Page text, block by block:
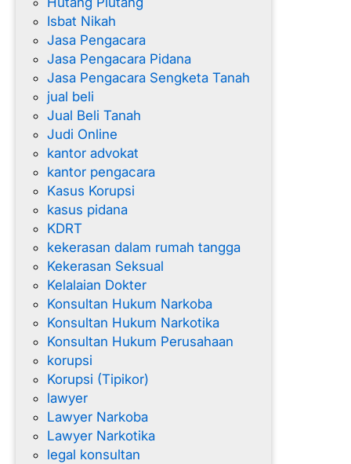
Isbat Nikah
Jasa Pengacara
Jasa Pengacara Pidana
Jasa Pengacara Sengketa Tanah
jual beli
Jual Beli Tanah
Judi Online
kantor advokat
kantor pengacara
Kasus Korupsi
kasus pidana
KDRT
kekerasan dalam rumah tangga
Kekerasan Seksual
Kelalaian Dokter
Konsultan Hukum Narkoba
Konsultan Hukum Narkotika
Konsultan Hukum Perusahaan
korupsi
Korupsi (Tipikor)
lawyer
Lawyer Narkoba
Lawyer Narkotika
legal konsultan